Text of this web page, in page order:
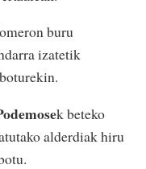
buru
izatetik
k beteko
alderdiak hiru